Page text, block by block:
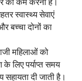
स्वास्थ्य सेवाएं
बच्चा दोनों का
महिलाओं को
लिए पर्याप्त समय
दी जाती है।